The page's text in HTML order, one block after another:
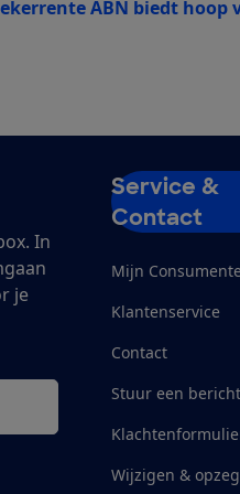
ABN biedt hoop
In
je
Service &
Contact
Mijn
Klantenservice
Contact
Stuur een bericht
Wijzigen &